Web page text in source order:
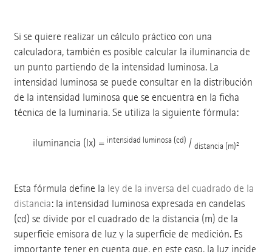
Si se quiere realizar un cálculo práctico con una
calculadora, también es posible calcular la iluminancia de
un punto partiendo de la intensidad luminosa. La
intensidad luminosa se puede consultar en la distribución
de la intensidad luminosa que se encuentra en la ficha
técnica de la luminaria. Se utiliza la siguiente fórmula:
iluminancia (lx) = intensidad luminosa (cd) / distancia (m)2
Esta fórmula define la ley de la inversa del cuadrado de la
distancia: la intensidad luminosa expresada en candelas
(cd) se divide por el cuadrado de la distancia (m) de la
superficie emisora de luz y la superficie de medición. Es
importante tener en cuenta que, en este caso, la luz incide